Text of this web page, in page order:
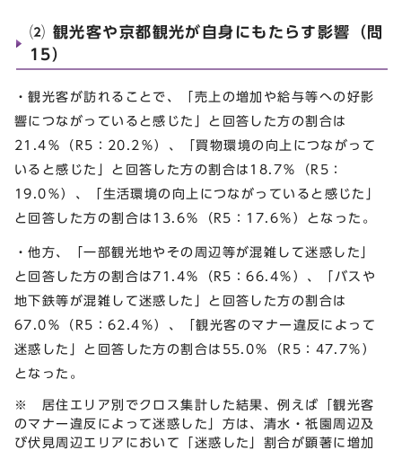
⑵ 観光客や京都観光が自身にもたらす影響（問
15）
・観光客が訪れることで、「売上の増加や給与等への好影
響につながっていると感じた」と回答した方の割合は
21.4％（R5：20.2％）、「買物環境の向上につながって
いると感じた」と回答した方の割合は18.7％（R5：
19.0％）、「生活環境の向上につながっていると感じた」
と回答した方の割合は13.6％（R5：17.6％）となった。
・他方、「一部観光地やその周辺等が混雑して迷惑した」
と回答した方の割合は71.4％（R5：66.4％）、「バスや
地下鉄等が混雑して迷惑した」と回答した方の割合は
67.0％（R5：62.4％）、「観光客のマナー違反によって
迷惑した」と回答した方の割合は55.0％（R5：47.7％）
となった。
※ 居住エリア別でクロス集計した結果、例えば「観光客
のマナー違反によって迷惑した」方は、清水・祇園周辺及
び伏見周辺エリアにおいて「迷惑した」割合が顕著に増加